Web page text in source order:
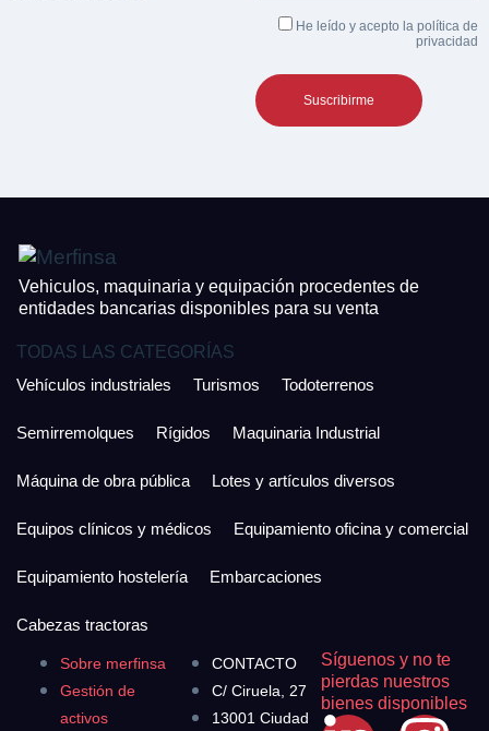
He leído y acepto la política de
privacidad
Vehiculos, maquinaria y equipación procedentes de
entidades bancarias disponibles para su venta
Sobre merfinsa
Gestión de
activos
CONTACTO
C/ Ciruela, 27
13001 Ciudad
Síguenos y no te
pierdas nuestros
bienes disponibles
TODAS LAS CATEGORÍAS
Vehículos industriales
Turismos Todoterrenos
Semirremolques Rígidos Maquinaria Industrial
Máquina de obra pública Lotes y artículos diversos
Equipos clínicos y médicos Equipamiento oficina y comercial
Equipamiento hostelería Embarcaciones
Cabezas tractoras